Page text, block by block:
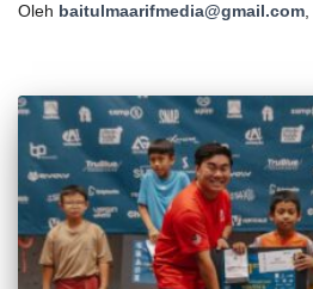
Oleh baitulmaarifmedia@gmail.com,